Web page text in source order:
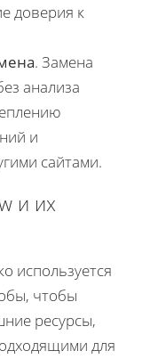
доверия к
. Замена
анализа
и
сайтами.
и их
используется
чтобы
ресурсы,
для